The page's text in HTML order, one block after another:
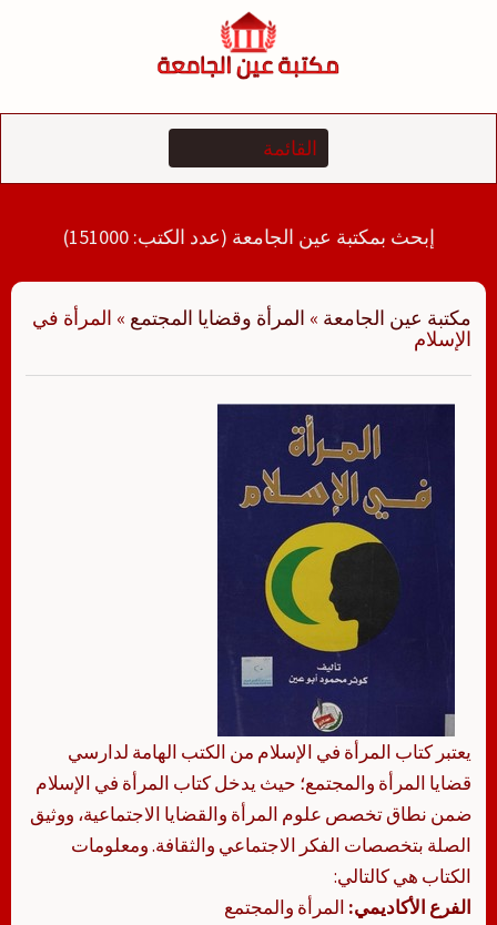
إبحث بمكتبة عين الجامعة (عدد الكتب: 151000)
مكتبة عين الجامعة » المرأة وقضايا المجتمع » المرأة في
الإسلام
يعتبر كتاب المرأة في الإسلام من الكتب الهامة لدارسي
قضايا المرأة والمجتمع؛ حيث يدخل كتاب المرأة في الإسلام
ضمن نطاق تخصص علوم المرأة والقضايا الاجتماعية، ووثيق
الصلة بتخصصات الفكر الاجتماعي والثقافة. ومعلومات
الكتاب هي كالتالي:
الفرع الأكاديمي: المرأة والمجتمع